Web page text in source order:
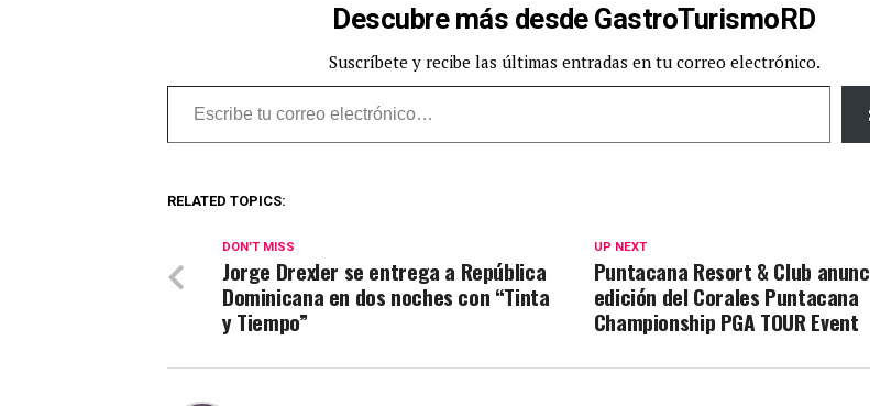
Descubre más desde GastroTurismoRD
Suscríbete y recibe las últimas entradas en tu correo electrónico.
Escribe tu correo electrónico…
RELATED TOPICS:
UP NEXT
Puntacana Resort & Club
edición del Corales Puntacana
Championship PGA TOUR Event
DON'T MISS
Jorge Drexler se entrega a República
Dominicana en dos noches con “Tinta
y Tiempo”